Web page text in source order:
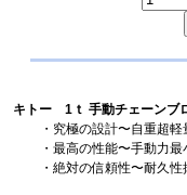
キトー 1ｔ 手動チェーンブ
・究極の設計〜自重超軽
・最高の性能〜手動力最
・絶対の信頼性〜耐久性